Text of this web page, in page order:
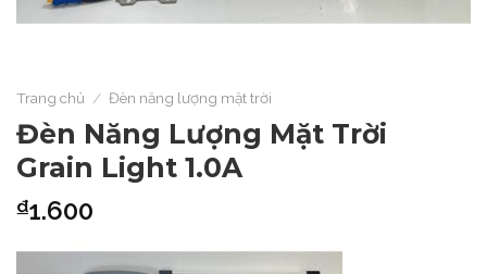
Trang chủ / Đèn năng lượng mặt trời
Đèn Năng Lượng Mặt Trời
Grain Light 1.0A
₫1.600